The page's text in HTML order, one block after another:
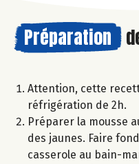
Préparation
Attention, cette
réfrigération de 2h.
Préparer la mousse
des jaunes. Faire
casserole au bain-